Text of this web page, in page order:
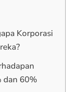
Korporasi
dan 60%